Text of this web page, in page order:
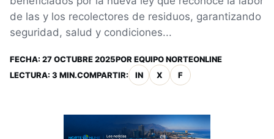
de las y los recolectores de residuos, garantizando
seguridad, salud y condiciones...
FECHA: 27 OCTUBRE 2025POR EQUIPO NORTEONLINE
LECTURA: 3 MIN.COMPARTIR: IN X F